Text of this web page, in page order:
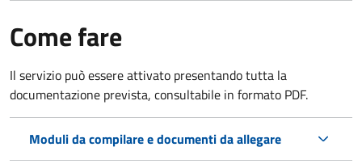
Come fare
Il servizio può essere attivato presentando tutta la
documentazione prevista, consultabile in formato PDF.
Moduli da compilare e documenti da allegare